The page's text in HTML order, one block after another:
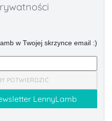
w Twojej skrzynce email :)
POTWIERDZIĆ